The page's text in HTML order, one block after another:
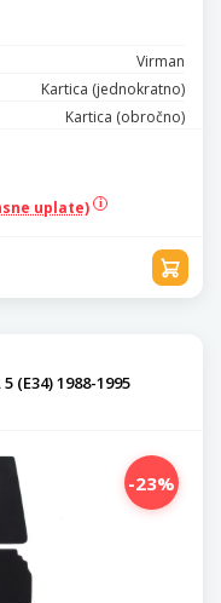
Virman
Kartica (jednokratno)
Kartica (obročno)
uplate)
(E34) 1988-1995
-23%